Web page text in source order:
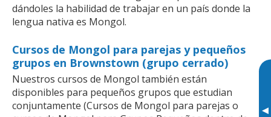
▸
dándoles la habilidad de trabajar en un país donde la
lengua nativa es Mongol.
Cursos de Mongol para parejas y pequeños
grupos en Brownstown (grupo cerrado)
Nuestros cursos de Mongol también están
disponibles para pequeños grupos que estudian
conjuntamente (Cursos de Mongol para parejas o